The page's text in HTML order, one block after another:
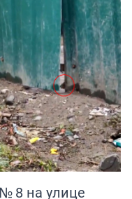
8 на улице